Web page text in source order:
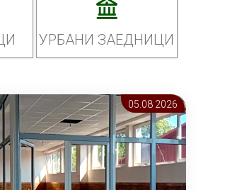
УРБАНИ ЗАЕДНИЦИ
05.08 2026